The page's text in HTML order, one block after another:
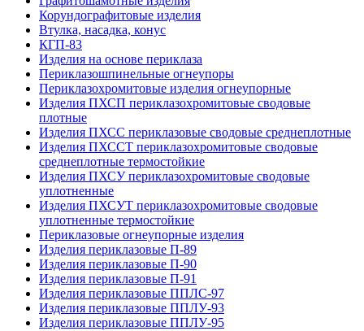
Корундографитовые изделия
Втулка, насадка, конус
КГП-83
Изделия на основе периклаза
Периклазошпинельные огнеупоры
Периклазохромитовые изделия огнеупорные
Изделия ПХСП периклазохромитовые сводовые
плотные
Изделия ПХСС периклазовые сводовые среднеплотные
Изделия ПХССТ периклазохромитовые сводовые
среднеплотные термостойкие
Изделия ПХСУ периклазохромитовые сводовые
уплотненные
Изделия ПХСУТ периклазохромитовые сводовые
уплотненные термостойкие
Периклазовые огнеупорные изделия
Изделия периклазовые П-89
Изделия периклазовые П-90
Изделия периклазовые П-91
Изделия периклазовые ППЛС-97
Изделия периклазовые ППЛУ-93
Изделия периклазовые ППЛУ-95